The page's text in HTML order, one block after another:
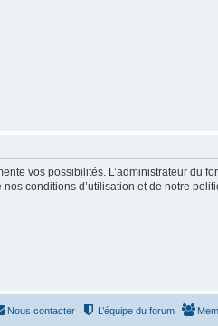
vos possibilités. L’administrateur du
conditions d’utilisation et de notre
L’équipe du forum
Nous contacter